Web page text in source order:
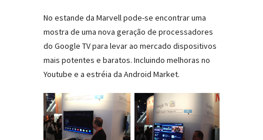
No estande da Marvell pode-se encontrar uma
mostra de uma nova geração de processadores
do Google TV para levar ao mercado dispositivos
mais potentes e baratos. Incluindo melhoras no
Youtube e a estréia da Android Market.